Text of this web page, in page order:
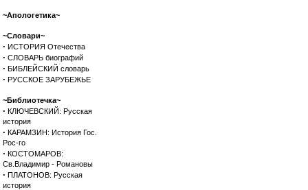
~Апологетика~
~Словари~
· ИСТОРИЯ Отечества
· СЛОВАРЬ биографий
· БИБЛЕЙСКИЙ словарь
· РУССКОЕ ЗАРУБЕЖЬЕ
~Библиотечка~
· КЛЮЧЕВСКИЙ: Русская
история
· КАРАМЗИН: История Гос.
Рос-го
· КОСТОМАРОВ:
Св.Владимир - Романовы
· ПЛАТОНОВ: Русская
история